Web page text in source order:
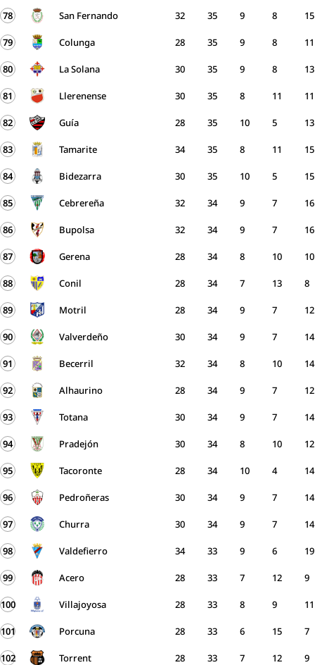
78 San Fernando 32 9 8 15
35
79 Colunga 28 9 8 11
35
80 La Solana 30 9 8 13
35
81 Llerenense 30 8 11 11
35
82 Guía 28 10 5 13
35
83 Tamarite 34 8 11 15
35
84 Bidezarra 30 10 5 15
35
85 Cebrereña 32 9 7 16
34
86 Bupolsa 32 9 7 16
34
87 Gerena 28 8 10 10
34
88 Conil 28 7 13 8
34
89 Motril 28 9 7 12
34
90 Valverdeño 30 9 7 14
34
91 Becerril 32 8 10 14
34
92 Alhaurino 28 9 7 12
34
93 Totana 30 9 7 14
34
94 Pradejón 30 8 10 12
34
95 Tacoronte 28 10 4 14
34
96 Pedroñeras 30 9 7 14
34
97 Churra 30 9 7 14
34
98 Valdefierro 34 9 6 19
33
99 Acero 28 7 12 9
33
100 Villajoyosa 28 8 9 11
33
101 Porcuna 28 6 15 7
33
102 Torrent 28 7 12 9
33